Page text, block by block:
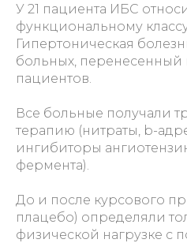
У 21 пациента ИБС
функциональному
Гипертоническая
больных, перенесенный
пациентов.
Все больные получали
терапию (нитраты, b-
ингибиторы
фермента).
До и после курсового
плацебо) определяли
физической нагрузке с